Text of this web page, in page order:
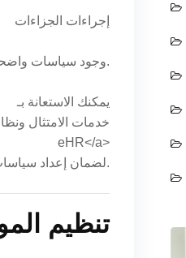
إجراءات الجزاءات
وجود سياسات واضحة من البداية يضمن بيئة عمل منظمة ويقلل من النزاعات الداخلية.
يمكنك الاستعانة بـ
eHR</a>
لضمان إعداد سياسات متوافقة مع النظام السعودي.
3. تنظيم